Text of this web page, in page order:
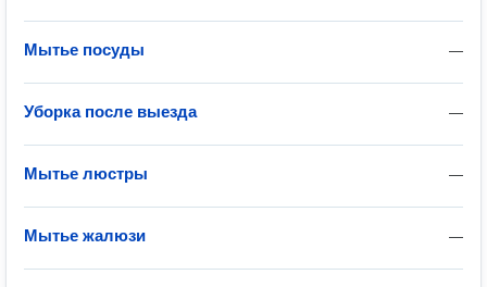
—
Мытье посуды
—
Уборка после выезда
—
Мытье люстры
—
Мытье жалюзи